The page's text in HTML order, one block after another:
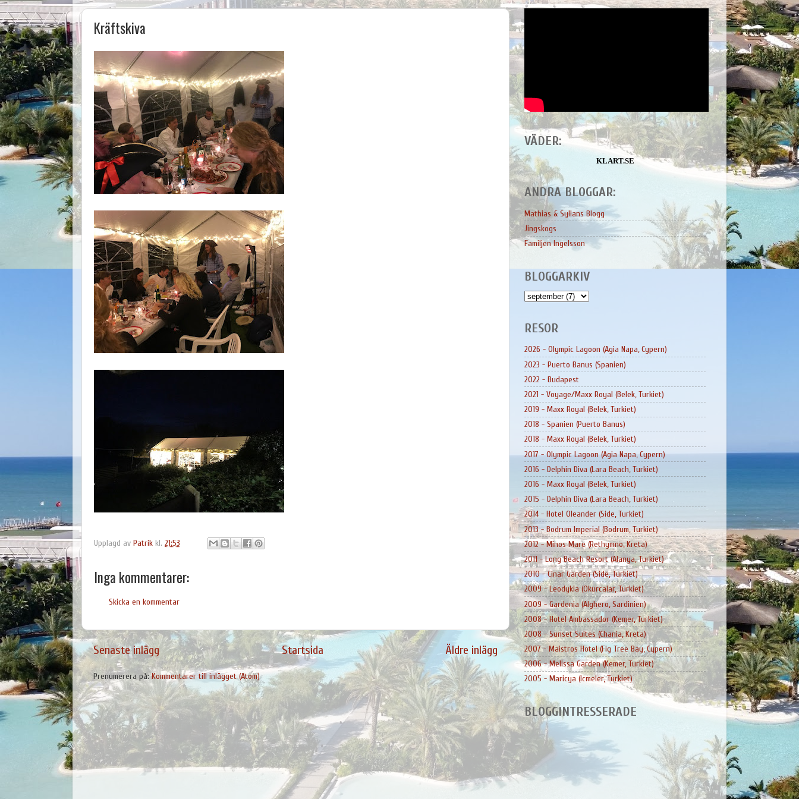
Kräftskiva
Upplagd av Patrik kl. 21:53
Inga kommentarer:
Skicka en kommentar
Senaste inlägg Äldre inlägg
Startsida
Prenumerera på:Kommentarer till inlägget (Atom)
VÄDER:
KLART.SE
ANDRA BLOGGAR:
Mathias & Syllans Blogg
Jingskogs
Familjen Ingelsson
BLOGGARKIV
RESOR
2026 - Olympic Lagoon (Agia Napa, Cypern)
2023 - Puerto Banus (Spanien)
2022 - Budapest
2021 - Voyage/Maxx Royal (Belek, Turkiet)
2019 - Maxx Royal (Belek, Turkiet)
2018 - Spanien (Puerto Banus)
2018 - Maxx Royal (Belek, Turkiet)
2017 - Olympic Lagoon (Agia Napa, Cypern)
2016 - Delphin Diva (Lara Beach, Turkiet)
2016 - Maxx Royal (Belek, Turkiet)
2015 - Delphin Diva (Lara Beach, Turkiet)
2014 - Hotel Oleander (Side, Turkiet)
2013 - Bodrum Imperial (Bodrum, Turkiet)
2012 - Minos Mare (Rethymno, Kreta)
2011 - Long Beach Resort (Alanya, Turkiet)
2010 - Cinar Garden (Side, Turkiet)
2009 - Leodykia (Okurcalar, Turkiet)
2009 - Gardenia (Alghero, Sardinien)
2008 - Hotel Ambassador (Kemer, Turkiet)
2008 - Sunset Suites (Chania, Kreta)
2007 - Maistros Hotel (Fig Tree Bay, Cypern)
2006 - Melissa Garden (Kemer, Turkiet)
2005 - Maricya (Icmeler, Turkiet)
BLOGGINTRESSERADE